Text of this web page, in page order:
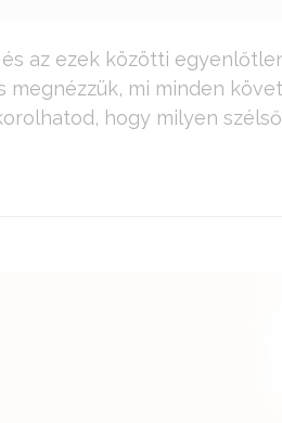
az ezek közötti
mi minden
hogy milyen